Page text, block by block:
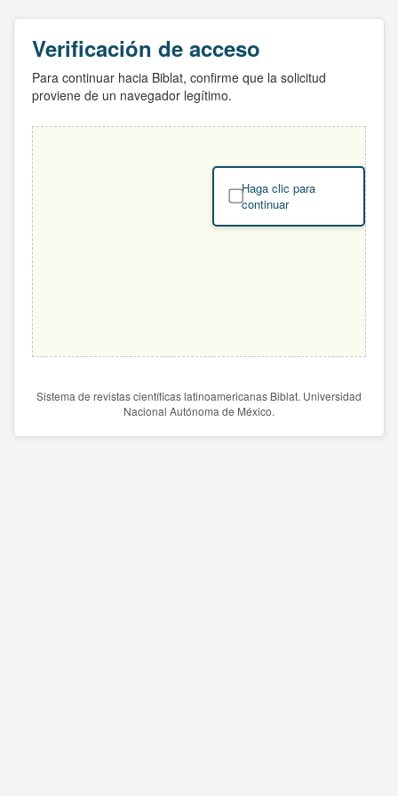
Verificación de acceso
Para continuar hacia Biblat, confirme que la solicitud
proviene de un navegador legítimo.
Haga clic para
continuar
Sistema de revistas científicas latinoamericanas Biblat. Universidad
Nacional Autónoma de México.